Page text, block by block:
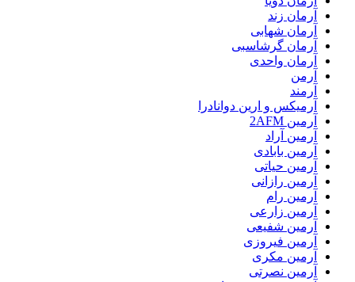
آرمان زند
آرمان شهابی
آرمان گرشاسبی
آرمان واحدی
آرمن
آرمند
آرمیکس و ارین دوانادرا
آرمین 2AFM
آرمین آراد
آرمین بابادی
آرمین حیاتی
آرمین رازانی
آرمین رام
آرمین زارعی
آرمین شفیعی
آرمین فیروزی
آرمین مکری
آرمین نصرتی